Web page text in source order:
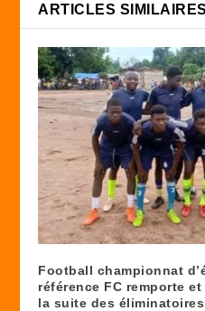
ARTICLES SIMILAIRES
Football championnat
référence FC remporte
la suite des éliminatoires